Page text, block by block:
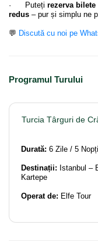
· Puteți rezerva
redus – pur și simplu ne
💬 Discută cu noi pe
Programul Turului
Turcia Târguri de
Durată: 6 Zile / 5
Destinații: Istanbul –
Kartepe
Operat de: Elfe Tour